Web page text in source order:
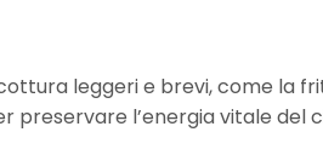
leggeri e brevi, come la
l’energia vitale del